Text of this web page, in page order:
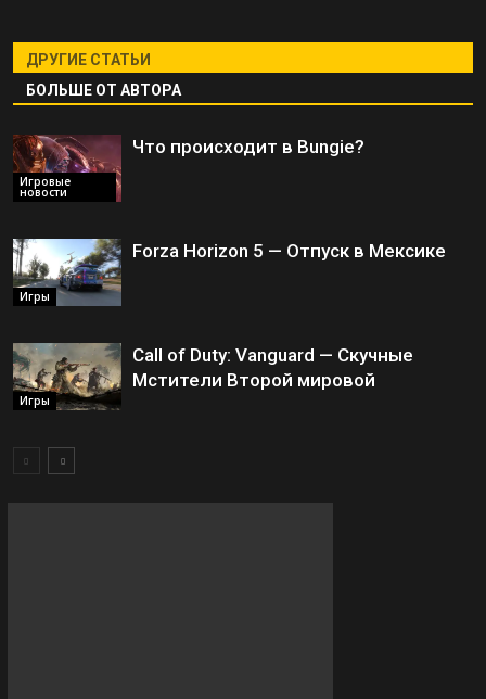
ДРУГИЕ СТАТЬИ
БОЛЬШЕ ОТ АВТОРА
Игровые
новости
Что происходит в Bungie?
Игры
Forza Horizon 5 — Отпуск в Мексике
Игры
Call of Duty: Vanguard — Скучные
Мстители Второй мировой